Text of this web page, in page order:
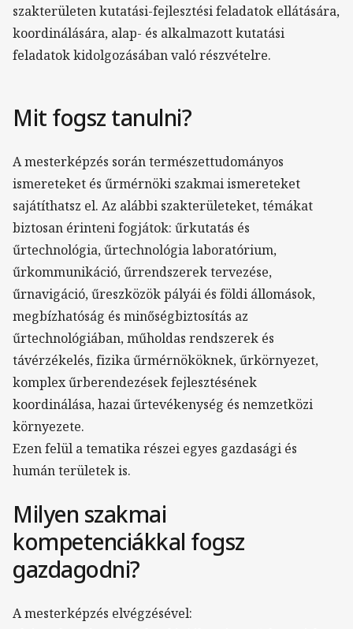
szakterületen kutatási-fejlesztési feladatok ellátására,
koordinálására, alap- és alkalmazott kutatási
feladatok kidolgozásában való részvételre.
Mit fogsz tanulni?
A mesterképzés során természettudományos
ismereteket és űrmérnöki szakmai ismereteket
sajátíthatsz el. Az alábbi szakterületeket, témákat
biztosan érinteni fogjátok: űrkutatás és
űrtechnológia, űrtechnológia laboratórium,
űrkommunikáció, űrrendszerek tervezése,
űrnavigáció, űreszközök pályái és földi állomások,
megbízhatóság és minőségbiztosítás az
űrtechnológiában, műholdas rendszerek és
távérzékelés, fizika űrmérnököknek, űrkörnyezet,
komplex űrberendezések fejlesztésének
koordinálása, hazai űrtevékenység és nemzetközi
környezete.
Ezen felül a tematika részei egyes gazdasági és
humán területek is.
Milyen szakmai
kompetenciákkal fogsz
gazdagodni?
A mesterképzés elvégzésével: